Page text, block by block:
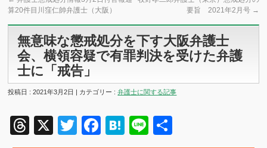
算20件目川窪仁帥弁護士（大阪）
要旨 2021年2月号 →
無意味な懲戒処分を下す大阪弁護士
会、横領容疑で有罪判決を受けた弁護
士に「戒告」
投稿日 : 2021年3月2日 | カテゴリー :弁護士に関する記事
Threads
X TwitterFacebook
Hatena
Line